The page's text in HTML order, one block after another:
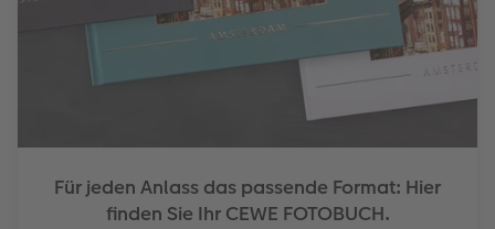
Für jeden Anlass das passende Format: Hier
finden Sie Ihr CEWE FOTOBUCH.